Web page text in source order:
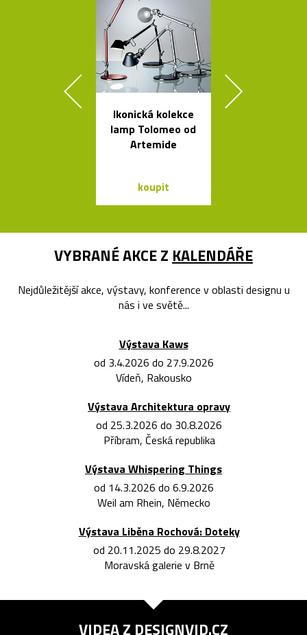
Ikonická kolekce
lamp Tolomeo od
Artemide
koupit
VYBRANÉ AKCE Z KALENDÁŘE
Nejdůležitější akce, výstavy, konference v oblasti designu u
nás i ve světě...
Výstava Kaws
od 3.4.2026 do 27.9.2026
Vídeň, Rakousko
Výstava Architektura opravy
od 25.3.2026 do 30.8.2026
Příbram, Česká republika
Výstava Whispering Things
od 14.3.2026 do 6.9.2026
Weil am Rhein, Německo
Výstava Liběna Rochová: Doteky
od 20.11.2025 do 29.8.2027
Moravská galerie v Brně
VIDEA Z DESIGNVID.CZ